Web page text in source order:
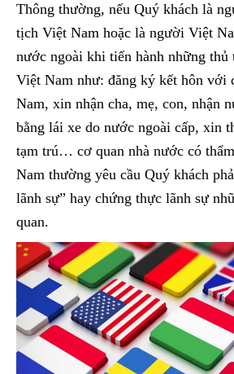
Thông thường, nếu Quý khách là
tịch Việt Nam hoặc là người Việt
nước ngoài khi tiến hành những thủ
Việt Nam như: đăng ký kết hôn với
Nam, xin nhận cha, mẹ, con, nhận
bằng lái xe do nước ngoài cấp, xin
tạm trú… cơ quan nhà nước có
Nam thường yêu cầu Quý khách
lãnh sự” hay chứng thực lãnh sự
quan.